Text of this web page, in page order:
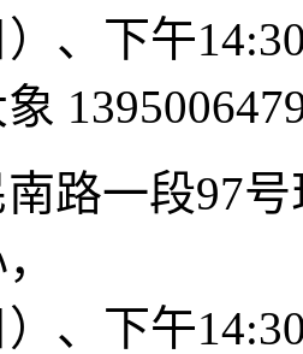
、下午
路一段97
、下午